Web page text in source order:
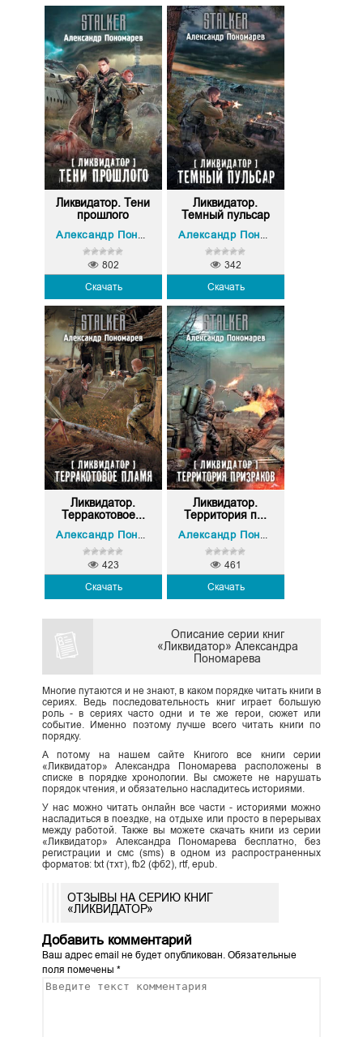
Ликвидатор. Тени
прошлого
Александр Пономарев
Скачать
802
Ликвидатор.
Темный пульсар
Александр Пономарев
Скачать
342
Ликвидатор.
Терракотовое...
Александр Пономарев
Скачать
423
Ликвидатор.
Территория п...
Александр Пономарев
Скачать
461
Описание серии книг
«Ликвидатор» Александра
Пономарева
Многие путаются и не знают, в каком порядке читать книги в
сериях. Ведь последовательность книг играет большую
роль - в сериях часто одни и те же герои, сюжет или
событие. Именно поэтому лучше всего читать книги по
порядку.
А потому на нашем сайте Книгого все книги серии
«Ликвидатор» Александра Пономарева расположены в
списке в порядке хронологии. Вы сможете не нарушать
порядок чтения, и обязательно насладитесь историями.
У нас можно читать онлайн все части - историями можно
насладиться в поездке, на отдыхе или просто в перерывах
между работой. Также вы можете скачать книги из серии
«Ликвидатор» Александра Пономарева бесплатно, без
регистрации и смс (sms) в одном из распространенных
форматов: txt (тхт), fb2 (фб2), rtf, epub.
ОТЗЫВЫ НА СЕРИЮ КНИГ
«ЛИКВИДАТОР»
Добавить комментарий
Ваш адрес email не будет опубликован.Обязательные
поля помечены *